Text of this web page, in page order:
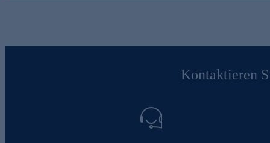
Kontaktieren